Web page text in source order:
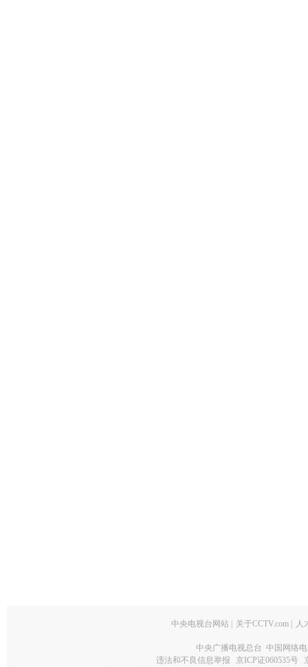
中央电视台网站 关于CCTV.com 人
中央广播电视总台 中国网络
违法和不良信息举报
京ICP证060535号